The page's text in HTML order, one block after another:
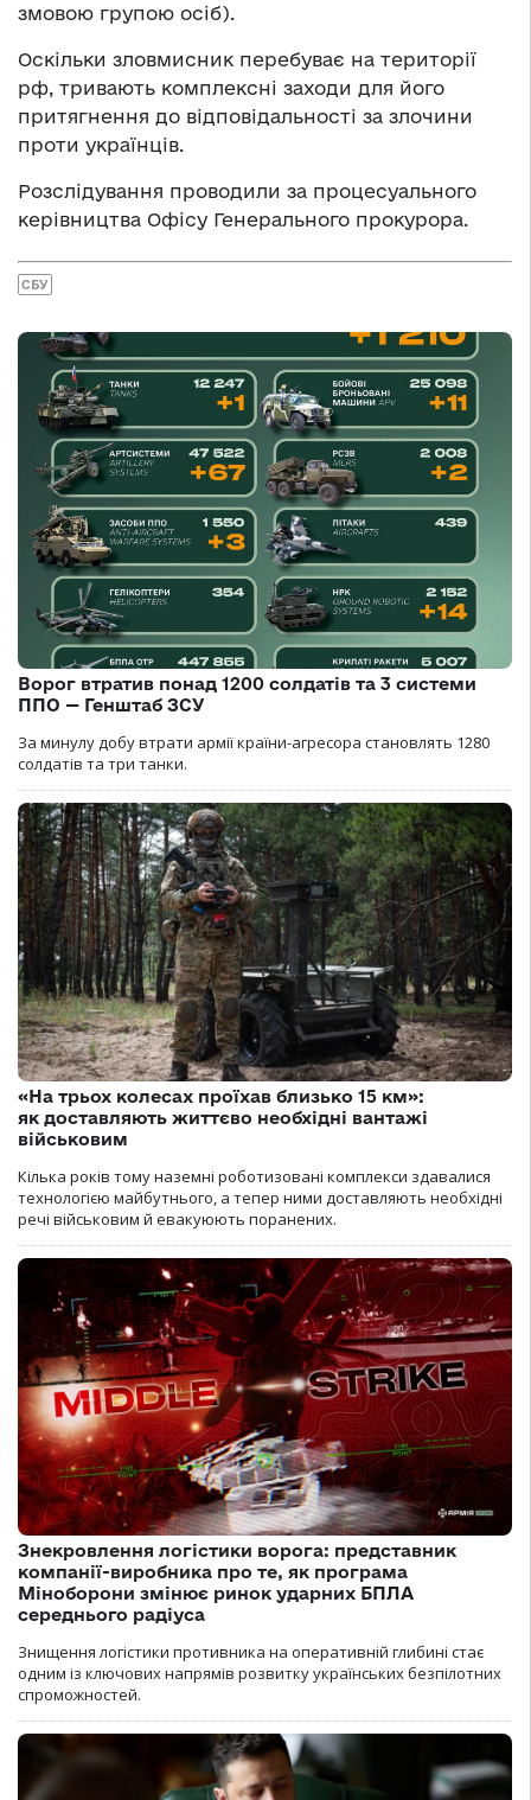
змовою групою осіб).
Оскільки зловмисник перебуває на території
рф, тривають комплексні заходи для його
притягнення до відповідальності за злочини
проти українців.
Розслідування проводили за процесуального
керівництва Офісу Генерального прокурора.
СБУ
Ворог втратив понад 1200 солдатів та 3 системи
ППО — Генштаб ЗСУ
За минулу добу втрати армії країни-агресора становлять 1280
солдатів та три танки.
«На трьох колесах проїхав близько 15 км»:
як доставляють життєво необхідні вантажі
військовим
Кілька років тому наземні роботизовані комплекси здавалися
технологією майбутнього, а тепер ними доставляють необхідні
речі військовим й евакуюють поранених.
Знекровлення логістики ворога: представник
компанії-виробника про те, як програма
Міноборони змінює ринок ударних БПЛА
середнього радіуса
Знищення логістики противника на оперативній глибині стає
одним із ключових напрямів розвитку українських безпілотних
спроможностей.